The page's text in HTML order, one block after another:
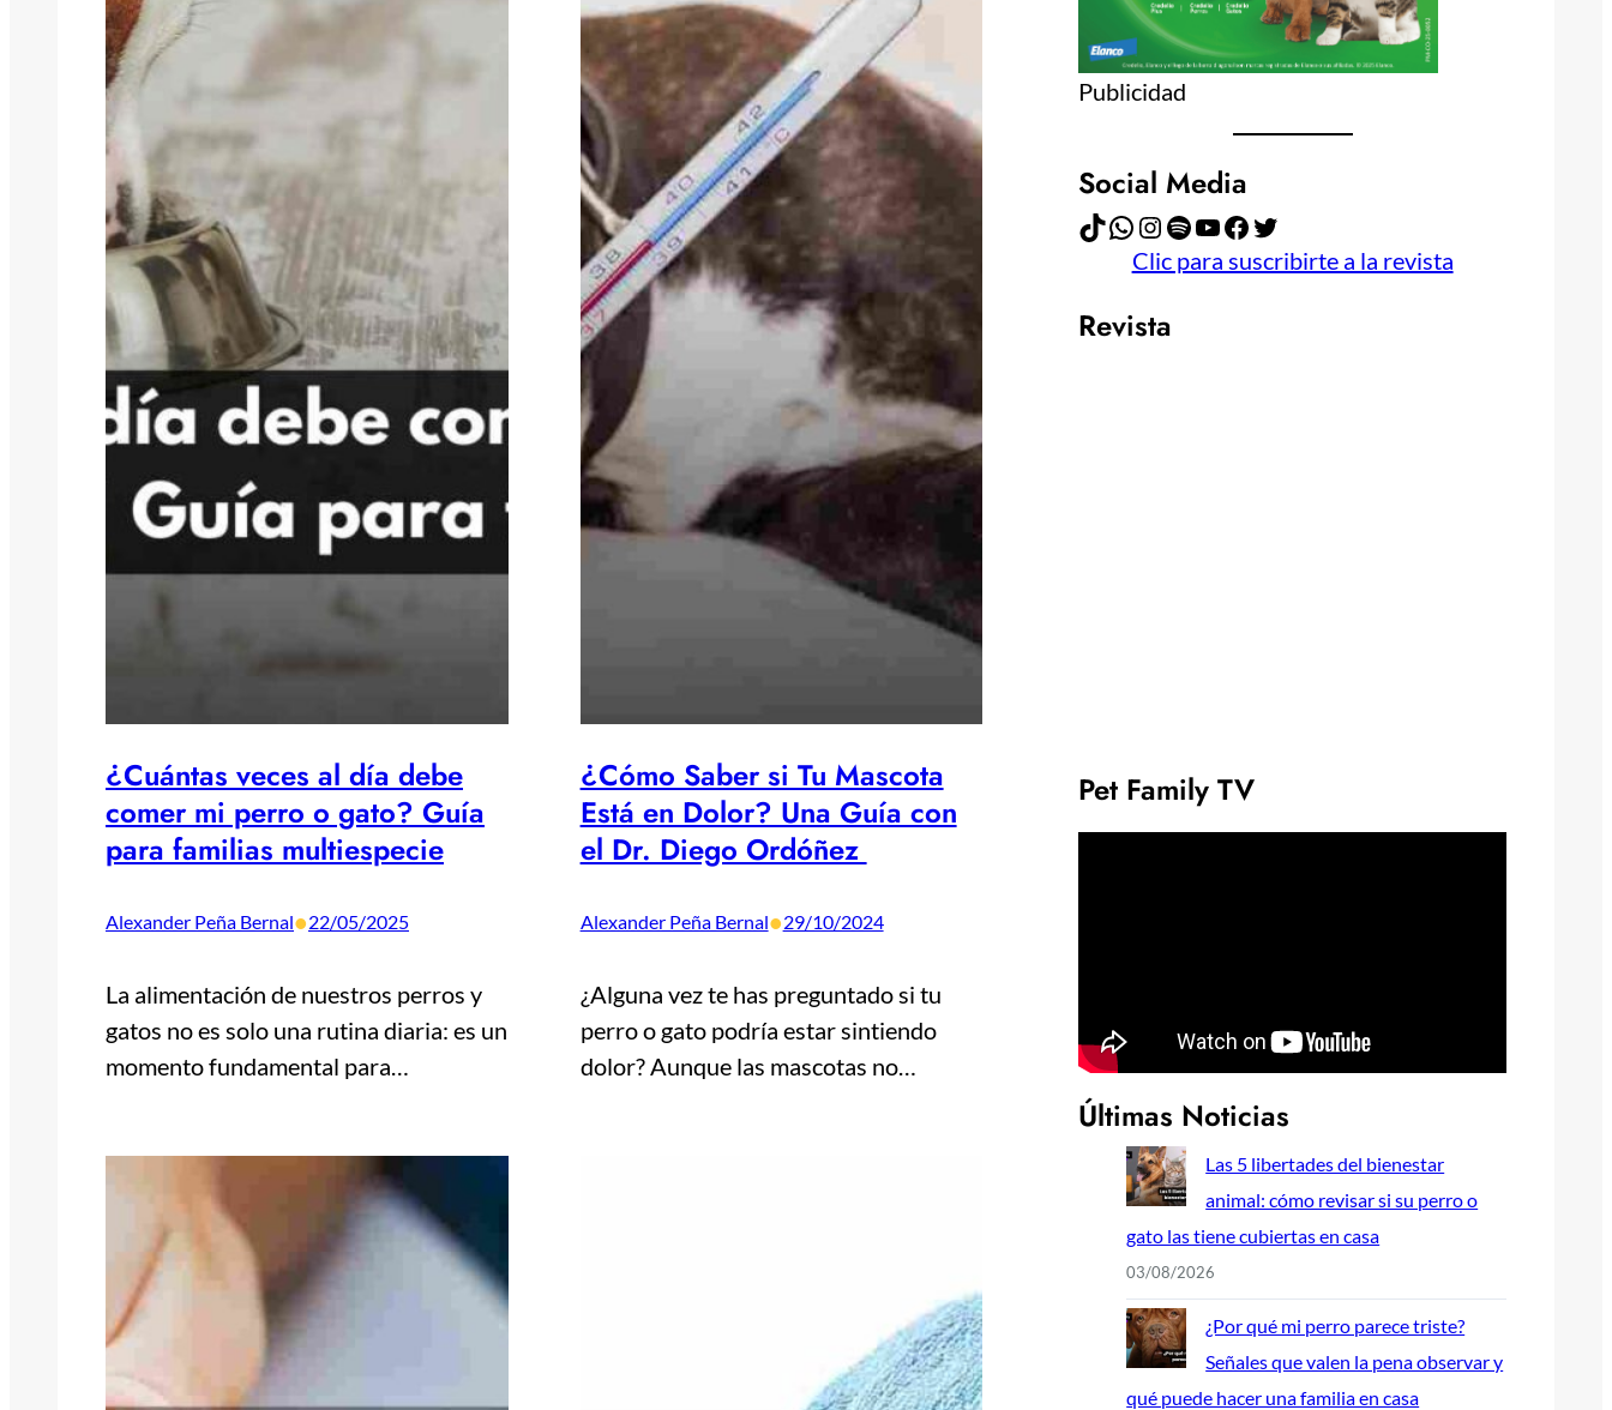
¿Cuántas veces al día debe
comer mi perro o gato? Guía
para familias multiespecie
Alexander Peña Bernal•22/05/2025
La alimentación de nuestros perros y
gatos no es solo una rutina diaria: es un
momento fundamental para…
¿Cómo Saber si Tu Mascota
Está en Dolor? Una Guía con
el Dr. Diego Ordóñez
Alexander Peña Bernal•29/10/2024
¿Alguna vez te has preguntado si tu
perro o gato podría estar sintiendo
dolor? Aunque las mascotas no…
Publicidad
Social Media
TikTok WhatsApp Instagram Spotify YouTube Facebook Twitter
Clic para suscribirte a la revista
Revista
Pet Family TV
Últimas Noticias
Las 5 libertades del bienestar
animal: cómo revisar si su perro o
gato las tiene cubiertas en casa
03/08/2026
¿Por qué mi perro parece triste?
Señales que valen la pena observar y
qué puede hacer una familia en casa